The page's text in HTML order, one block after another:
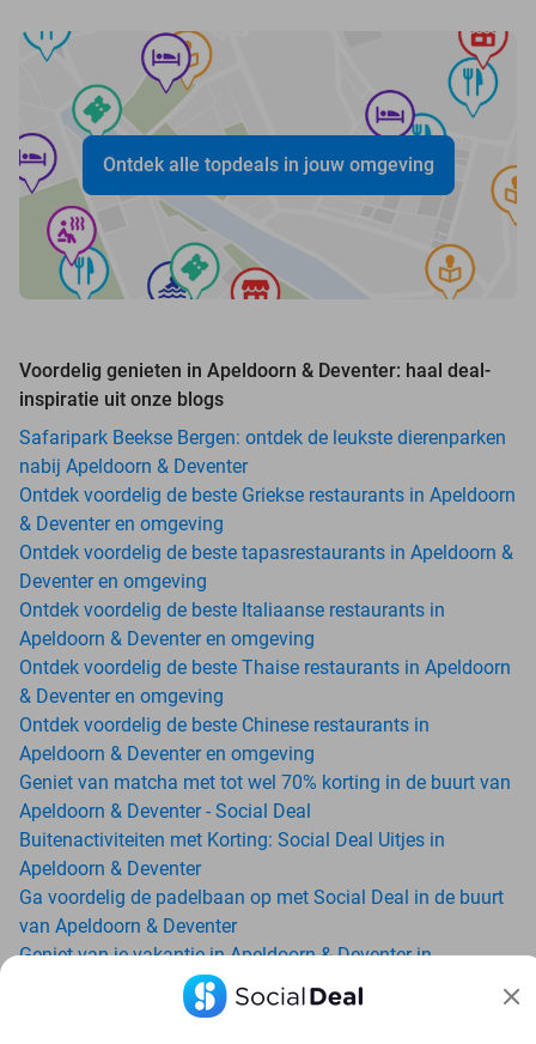
Ontdek alle topdeals in jouw omgeving
Voordelig genieten in Apeldoorn & Deventer: haal deal-
inspiratie uit onze blogs
Safaripark Beekse Bergen: ontdek de leukste dierenparken
nabij Apeldoorn & Deventer
Ontdek voordelig de beste Griekse restaurants in Apeldoorn
& Deventer en omgeving
Ontdek voordelig de beste tapasrestaurants in Apeldoorn &
Deventer en omgeving
Ontdek voordelig de beste Italiaanse restaurants in
Apeldoorn & Deventer en omgeving
Ontdek voordelig de beste Thaise restaurants in Apeldoorn
& Deventer en omgeving
Ontdek voordelig de beste Chinese restaurants in
Apeldoorn & Deventer en omgeving
Geniet van matcha met tot wel 70% korting in de buurt van
Apeldoorn & Deventer - Social Deal
Buitenactiviteiten met Korting: Social Deal Uitjes in
Apeldoorn & Deventer
Ga voordelig de padelbaan op met Social Deal in de buurt
van Apeldoorn & Deventer
Geniet van je vakantie in Apeldoorn & Deventer in
Nederland met Social Deal
Ontdek voordelig Pilates in Apeldoorn & Deventer - Social